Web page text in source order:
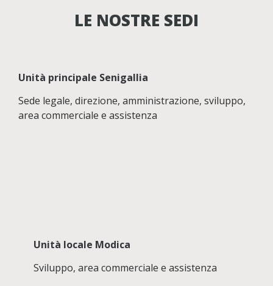
LE NOSTRE SEDI
Unità principale Senigallia
Sede legale, direzione, amministrazione, sviluppo,
area commerciale e assistenza
Unità locale Modica
Sviluppo, area commerciale e assistenza